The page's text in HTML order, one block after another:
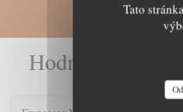
Tato
Hodnocení